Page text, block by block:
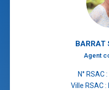
BARRAT
Agent
N° RSAC
Ville RSAC :